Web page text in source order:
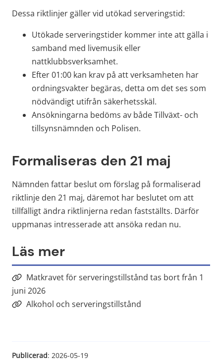
Dessa riktlinjer gäller vid utökad serveringstid:
Utökade serveringstider kommer inte att gälla i
samband med livemusik eller
nattklubbsverksamhet.
Efter 01:00 kan krav på att verksamheten har
ordningsvakter begäras, detta om det ses som
nödvändigt utifrån säkerhetsskäl.
Ansökningarna bedöms av både Tillväxt- och
tillsynsnämnden och Polisen.
Formaliseras den 21 maj
Nämnden fattar beslut om förslag på formaliserad
riktlinje den 21 maj, däremot har beslutet om att
tillfälligt ändra riktlinjerna redan fastställts. Därför
uppmanas intresserade att ansöka redan nu.
Läs mer
Matkravet för serveringstillstånd tas bort från 1
juni 2026
Alkohol och serveringstillstånd
Publicerad: 2026-05-19